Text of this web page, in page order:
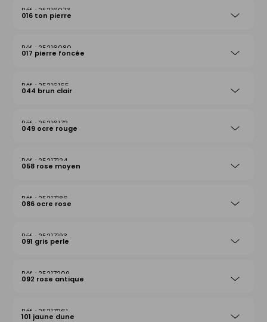
25216073
016 ton pierre
25216080
017 pierre foncée
25216165
044 brun clair
25216172
049 ocre rouge
25217124
058 rose moyen
25217186
086 ocre rose
25217193
091 gris perle
25217209
092 rose antique
25217261
101 jaune dune